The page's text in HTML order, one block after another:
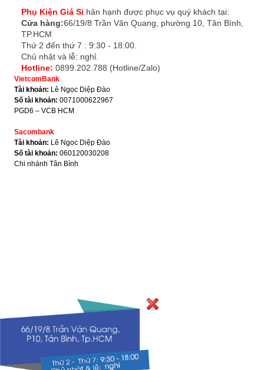
Phụ Kiện Giá Sỉhân hạnh được phục vụ quý khách tại:
Cửa hàng:66/19/8 Trần Văn Quang, phường 10, Tân Bình,
TP.HCM
Thứ 2 đến thứ 7 : 9:30 - 18:00.
Chủ nhật và lễ: nghỉ.
Hotline: 0899.202.788 (Hotline/Zalo)
VietcomBank
Tài khoản: Lê Ngọc Diệp Đào
Số tài khoản: 0071000622967
PGD6 – VCB HCM
Sacombank
Tài khoản: Lê Ngọc Diệp Đào
Số tài khoản: 060120030208
Chi nhánh Tân Bình